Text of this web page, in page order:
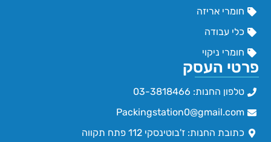
חומרי אריזה
כלי עבודה
חומרי ניקוי
פרטי העסק
טלפון החנות: 03-3818466
Packingstation0@gmail.com
כתובת החנות: ז'בוטינסקי 112 פתח תקווה